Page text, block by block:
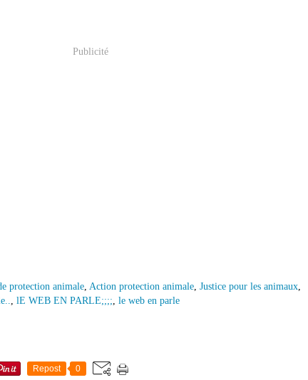
Publicité
protection animale, Action protection animale, Justice pour les animaux,
, lE WEB EN PARLE;;;;, le web en parle
Repost 0